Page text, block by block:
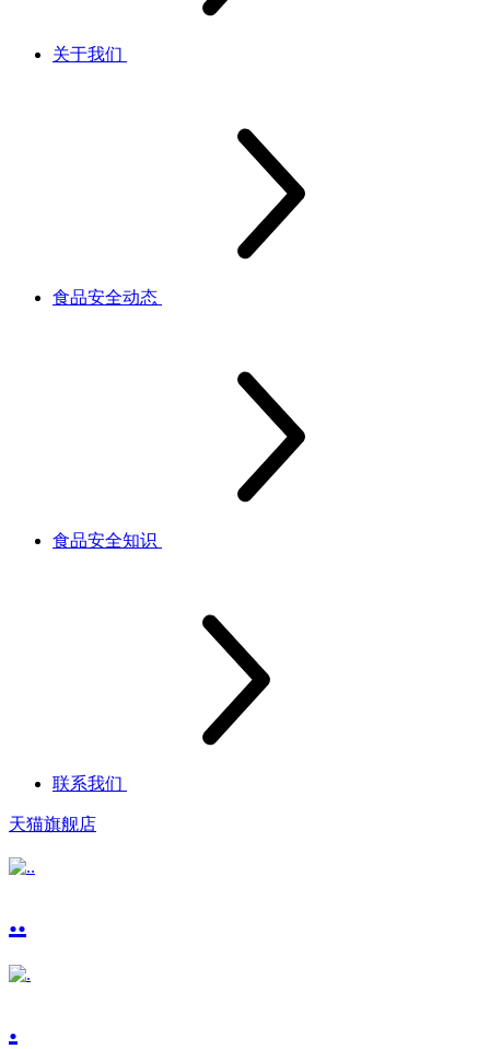
关于我们
食品安全动态
食品安全知识
联系我们
天猫旗舰店
..
.